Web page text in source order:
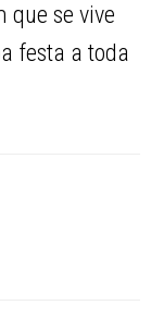
que se vive
festa a toda